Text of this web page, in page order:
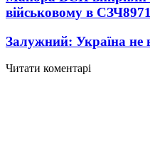
військовому в СЗЧ8971
Залужний: Україна
Читати коментарі